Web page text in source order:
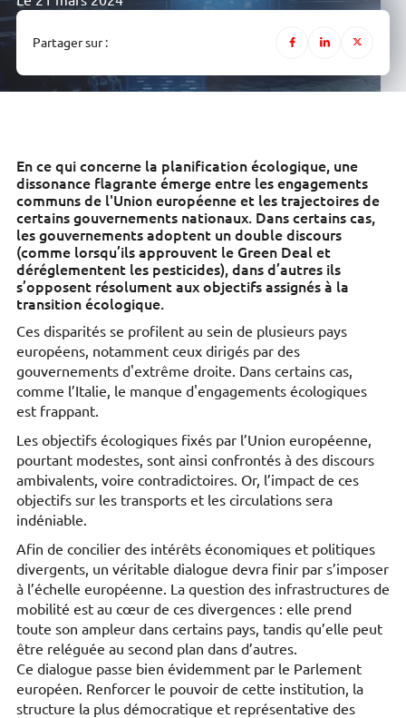
Partager sur :
En ce qui concerne la planification écologique, une
dissonance flagrante émerge entre les engagements
communs de l'Union européenne et les trajectoires de
certains gouvernements nationaux. Dans certains cas,
les gouvernements adoptent un double discours
(comme lorsqu’ils approuvent le Green Deal et
déréglementent les pesticides), dans d’autres ils
s’opposent résolument aux objectifs assignés à la
transition écologique.
Ces disparités se profilent au sein de plusieurs pays
européens, notamment ceux dirigés par des
gouvernements d'extrême droite. Dans certains cas,
comme l’Italie, le manque d'engagements écologiques
est frappant.
Les objectifs écologiques fixés par l’Union européenne,
pourtant modestes, sont ainsi confrontés à des discours
ambivalents, voire contradictoires. Or, l’impact de ces
objectifs sur les transports et les circulations sera
indéniable.
Afin de concilier des intérêts économiques et politiques
divergents, un véritable dialogue devra finir par s’imposer
à l’échelle européenne. La question des infrastructures de
mobilité est au cœur de ces divergences : elle prend
toute son ampleur dans certains pays, tandis qu’elle peut
être reléguée au second plan dans d’autres.
Ce dialogue passe bien évidemment par le Parlement
européen. Renforcer le pouvoir de cette institution, la
structure la plus démocratique et représentative des